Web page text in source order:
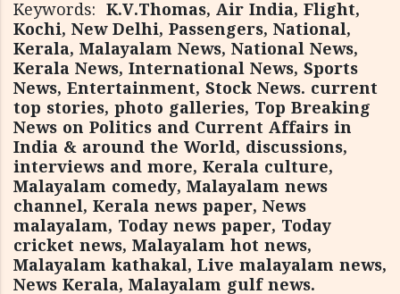
Keywords: K.V.Thomas, Air India, Flight,
Kochi, New Delhi, Passengers, National,
Kerala, Malayalam News, National News,
Kerala News, International News, Sports
News, Entertainment, Stock News. current
top stories, photo galleries, Top Breaking
News on Politics and Current Affairs in
India & around the World, discussions,
interviews and more, Kerala culture,
Malayalam comedy, Malayalam news
channel, Kerala news paper, News
malayalam, Today news paper, Today
cricket news, Malayalam hot news,
Malayalam kathakal, Live malayalam news,
News Kerala, Malayalam gulf news.